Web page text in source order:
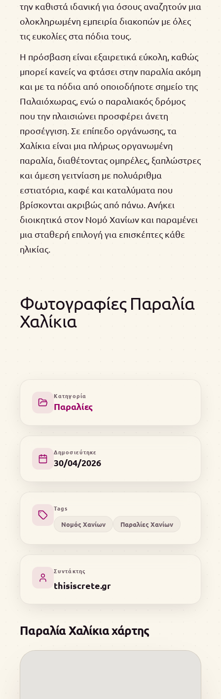
την καθιστά ιδανική για όσους αναζητούν μια
ολοκληρωμένη εμπειρία διακοπών με όλες
τις ευκολίες στα πόδια τους.
Η πρόσβαση είναι εξαιρετικά εύκολη, καθώς
μπορεί κανείς να φτάσει στην παραλία ακόμη
και με τα πόδια από οποιοδήποτε σημείο της
Παλαιόχωρας, ενώ ο παραλιακός δρόμος
που την πλαισιώνει προσφέρει άνετη
προσέγγιση. Σε επίπεδο οργάνωσης, τα
Χαλίκια είναι μια πλήρως οργανωμένη
παραλία, διαθέτοντας ομπρέλες, ξαπλώστρες
και άμεση γειτνίαση με πολυάριθμα
εστιατόρια, καφέ και καταλύματα που
βρίσκονται ακριβώς από πάνω. Ανήκει
διοικητικά στον Νομό Χανίων και παραμένει
μια σταθερή επιλογή για επισκέπτες κάθε
ηλικίας.
Φωτογραφίες Παραλία
Χαλίκια
Κατηγορία
Παραλίες
Δημοσιεύτηκε
30/04/2026
Tags
Νομός Χανίων Παραλίες Χανίων
Συντάκτης
thisiscrete.gr
Παραλία Χαλίκια χάρτης